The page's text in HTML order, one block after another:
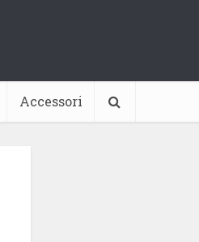
Accessori